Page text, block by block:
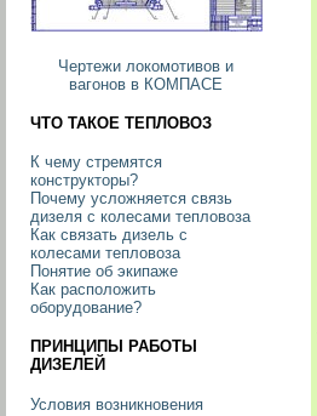
Чертежи локомотивов и
вагонов в КОМПАСЕ
ЧТО ТАКОЕ ТЕПЛОВОЗ
К чему стремятся
конструкторы?
Почему усложняется связь
дизеля с колесами тепловоза
Как связать дизель с
колесами тепловоза
Понятие об экипаже
Как расположить
оборудование?
ПРИНЦИПЫ РАБОТЫ
ДИЗЕЛЕЙ
Условия возникновения